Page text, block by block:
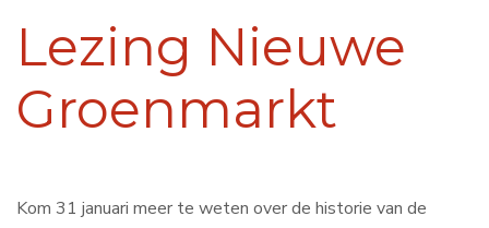
Lezing Nieuwe
Groenmarkt
Kom 31 januari meer te weten over de historie van de